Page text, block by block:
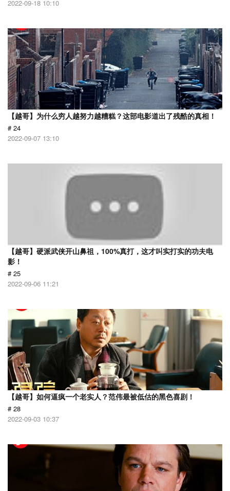
2022-09-18 10:10
【越哥】为什么穷人越努力越糟糕？这部电影道出了残酷的真相！
# 24
2022-09-07 13:10
【越哥】硬派武侠开山鼻祖，100%真打，这才叫实打实的功夫电
影！
# 25
2022-09-06 11:21
【越哥】如何逼疯一个老实人？范伟最被低估的黑色喜剧！
# 28
2022-09-03 10:37